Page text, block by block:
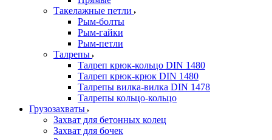
Такелажные петли
Рым-болты
Рым-гайки
Рым-петли
Талрепы
Талреп крюк-кольцо DIN 1480
Талреп крюк-крюк DIN 1480
Талрепы вилка-вилка DIN 1478
Талрепы кольцо-кольцо
Грузозахваты
Захват для бетонных колец
Захват для бочек